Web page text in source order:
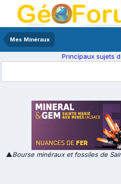
Mes Minéraux
Principaux sujets
▲Bourse minéraux et fossiles de